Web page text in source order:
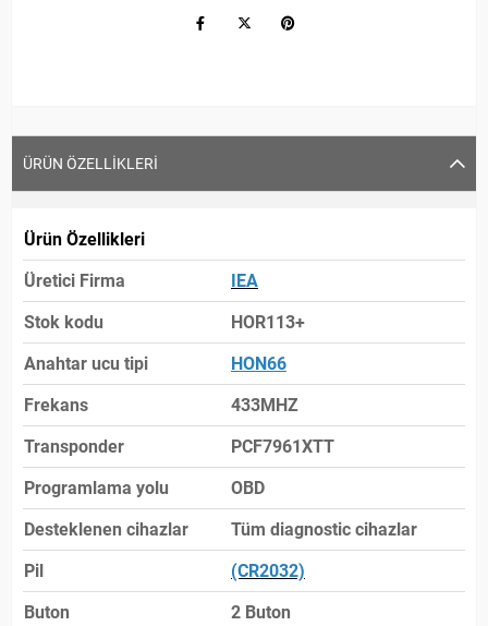
ÜRÜN ÖZELLIKLERI
Ürün Özellikleri
Üretici Firma
IEA
Stok kodu
HOR113+
Anahtar ucu tipi
HON66
Frekans
433MHZ
Transponder
PCF7961XTT
Programlama yolu
OBD
Desteklenen cihazlar
Tüm diagnostic cihazlar
Pil
(CR2032)
Buton
2 Buton